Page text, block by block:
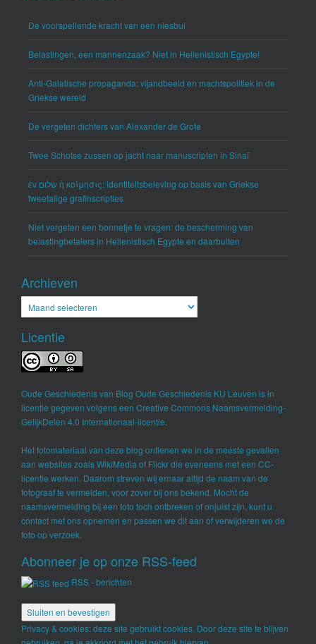
De voorspellende kracht van een niesbui
Belastingen, een mannenzaak? Niet in Hellenistisch Egypte!
Anti-Galatische propaganda: vijandbeeld en machtspolitiek in de
Griekse wereld
De vergeten dichters van Alexander de Grote
Twee Schotse zussen op jacht naar manuscripten in Sinaï
ἐν שלום ἡ κοίμησις: identiteitsbeleving op basis van Griekse
tweetalige grafinscripties
Niet vergeten een bonnetje te vragen: de bescherming van
belastingbetalers in Hellenistisch Egypte en daarbuiten
Archieven
Archieven
Licentie
Oude Geschiedenisvan Blog Oude Geschiedenis KU Leuven is in
licentie gegeven volgens een Creative Commons Naamsvermelding-
GelijkDelen 4.0 Internationaal-licentie.
Het fotomateriaal van deze blog ontlenen we in de meeste gevallen
aan websites zoals WikiMedia of Flickr die eveneens met een CC-
licentie werken. Daarom streven wij ernaar altijd de naam van de
fotograaf te vermelden, voor zover bij ons bekend. Mocht de
naamsvermelding bij een foto toch ontbreken of onjuist zijn, kunt u
contact met ons opnemen en passen we dit aan of verwijderen we de
foto op verzoek.
Abonneer je op onze RSS-feed
RSS - berichten
Privacy & cookies: deze site gebruikt cookies. Door deze site te blijven